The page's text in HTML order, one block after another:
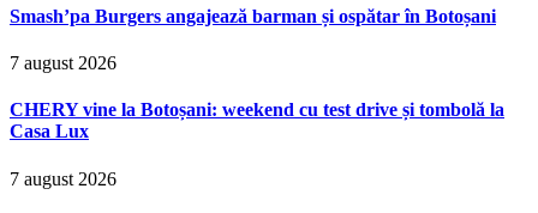
Smash’pa Burgers angajează barman și ospătar în Botoșani
7 august 2026
CHERY vine la Botoșani: weekend cu test drive și tombolă la
Casa Lux
7 august 2026